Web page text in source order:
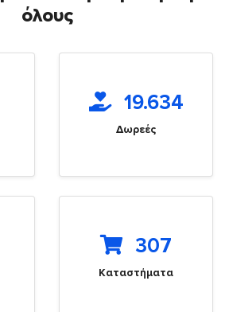
όλους
19.634
Δωρεές
307
Καταστήματα